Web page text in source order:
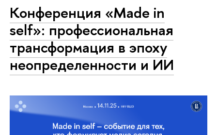
Конференция «Made in
self»: профессиональная
трансформация в эпоху
неопределенности и ИИ